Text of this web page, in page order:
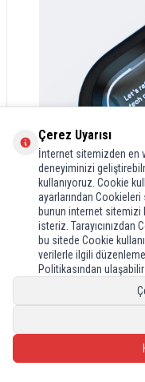
Çerez Uyarısı
İnternet sitemizden en
deneyiminizi
kullanıyoruz. Cookie
ayarlarından
bunun internet sitemizi
isteriz. Tarayıcınızdan
bu sitede Cookie
verilerle ilgili
Politikasından